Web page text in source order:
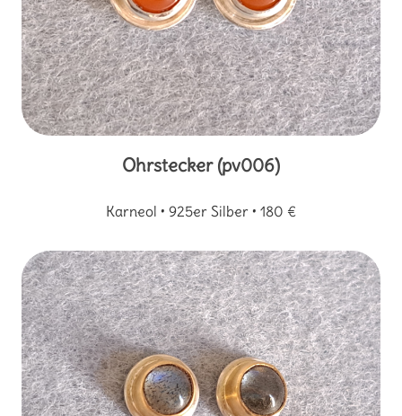
Ohrstecker (pv006)
Karneol • 925er Silber • 180 €